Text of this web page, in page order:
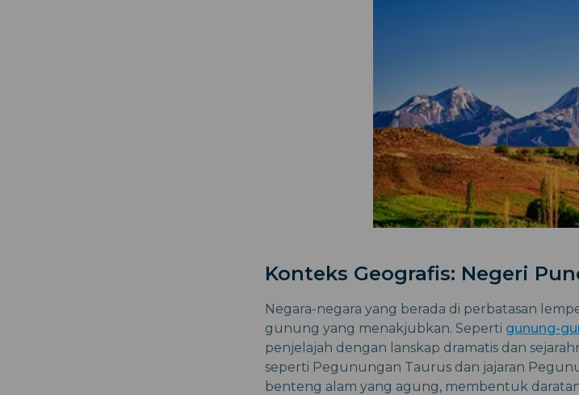
Konteks Geografis: Negeri
Negara-negara yang berada di perbatasan
gunung yang menakjubkan. Seperti gunung-
penjelajah dengan lanskap dramatis dan
seperti Pegunungan Taurus dan jajaran
benteng alam yang agung, membentuk